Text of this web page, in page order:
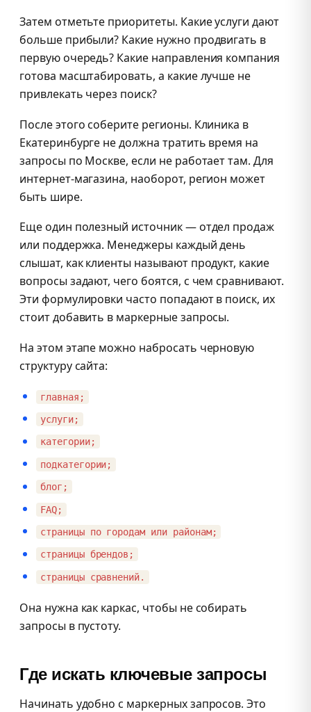
Затем отметьте приоритеты. Какие услуги дают
больше прибыли? Какие нужно продвигать в
первую очередь? Какие направления компания
готова масштабировать, а какие лучше не
привлекать через поиск?
После этого соберите регионы. Клиника в
Екатеринбурге не должна тратить время на
запросы по Москве, если не работает там. Для
интернет-магазина, наоборот, регион может
быть шире.
Еще один полезный источник — отдел продаж
или поддержка. Менеджеры каждый день
слышат, как клиенты называют продукт, какие
вопросы задают, чего боятся, с чем сравнивают.
Эти формулировки часто попадают в поиск, их
стоит добавить в маркерные запросы.
На этом этапе можно набросать черновую
структуру сайта:
главная;
услуги;
категории;
подкатегории;
блог;
FAQ;
страницы по городам или районам;
страницы брендов;
страницы сравнений.
Она нужна как каркас, чтобы не собирать
запросы в пустоту.
Где искать ключевые запросы
Начинать удобно с маркерных запросов. Это